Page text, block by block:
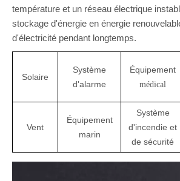
température et un réseau électrique
stockage d'énergie en énergie
d'électricité pendant longtemps.
Solaire
Système
d'alarme
Équipement
médical
Vent
Équipement
marin
Système
d'incendie et
de sécurité